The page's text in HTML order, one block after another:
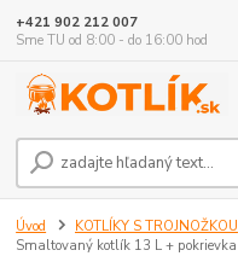
+421 902 212 007
Sme TU od 8:00 - do 16:00 hod
Úvod KOTLÍKY S TROJNOŽKOU
Smaltovaný kotlík 13 L +